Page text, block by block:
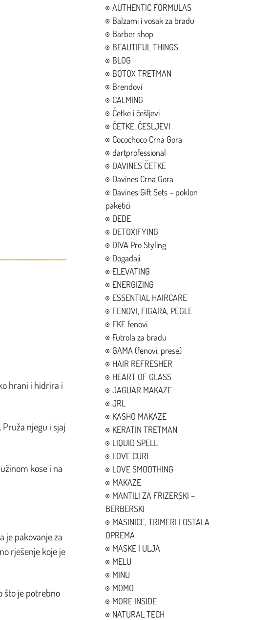
hrani i hidrira i
njegu i sjaj
kose i na
je pakovanje za
rješenje koje je
što je potrebno
AUTHENTIC FORMULAS
Balzami i vosak za bradu
Barber shop
BEAUTIFUL THINGS
BLOG
BOTOX TRETMAN
Brendovi
CALMING
Četke i češljevi
ČETKE, ČESLJEVI
Cocochoco Crna Gora
dartprofessional
DAVINES ČETKE
Davines Crna Gora
Davines Gift Sets – poklon
paketići
DEDE
DETOXIFYING
DIVA Pro Styling
Događaji
ELEVATING
ENERGIZING
ESSENTIAL HAIRCARE
FENOVI, FIGARA, PEGLE
FKF fenovi
Futrola za bradu
GAMA (fenovi, prese)
HAIR REFRESHER
HEART OF GLASS
JAGUAR MAKAZE
JRL
KASHO MAKAZE
KERATIN TRETMAN
LIQUID SPELL
LOVE CURL
LOVE SMOOTHING
MAKAZE
MANTILI ZA FRIZERSKI –
BERBERSKI
MASINICE, TRIMERI I OSTALA
OPREMA
MASKE I ULJA
MELU
MINU
MOMO
MORE INSIDE
NATURAL TECH